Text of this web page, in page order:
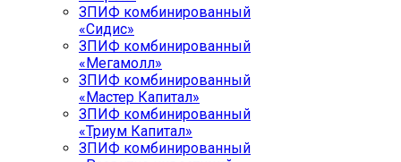
ЗПИФ комбинированный
«Сидис»
ЗПИФ комбинированный
«Мегамолл»
ЗПИФ комбинированный
«Мастер Капитал»
ЗПИФ комбинированный
«Триум Капитал»
ЗПИФ комбинированный